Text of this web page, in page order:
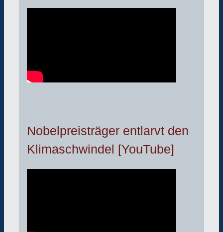
Nobelpreisträger entlarvt den
Klimaschwindel [YouTube]